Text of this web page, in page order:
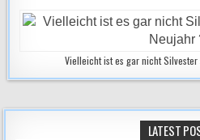
Vielleicht ist es gar nicht
LATEST